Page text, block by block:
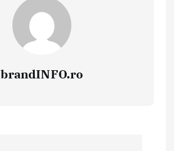
brandINFO.ro